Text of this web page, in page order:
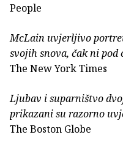
People
McLain uvjerljivo
svojih snova, čak ni
The New York Times
Ljubav i suparništvo
prikazani su razorno
The Boston Globe